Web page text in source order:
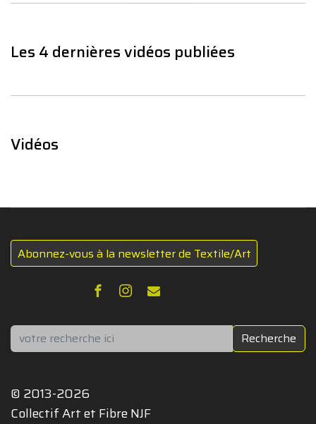
Les 4 dernières vidéos publiées
Vidéos
Abonnez-vous à la newsletter de Textile/Art
Rechercher Recherche
© 2013-2026
Collectif Art et Fibre NJF